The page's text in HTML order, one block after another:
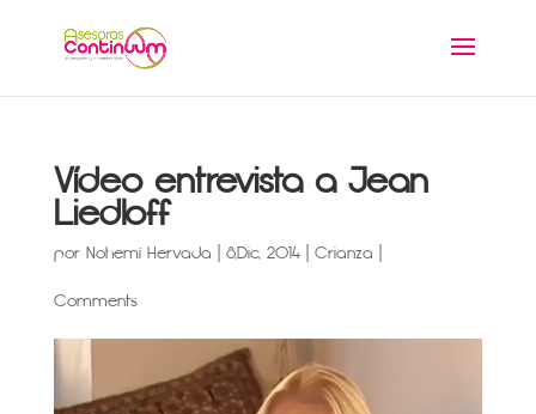
Vídeo entrevista a Jean
Liedloff
por Nohemí Hervada 8,Dic, 2014| Crianza
Comments